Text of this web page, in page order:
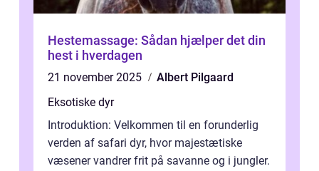
Hestemassage: Sådan hjælper det din
hest i hverdagen
21 november 2025
Albert Pilgaard
Eksotiske dyr
Introduktion: Velkommen til en forunderlig
verden af safari dyr, hvor majestætiske
væsener vandrer frit på savanne og i jungler.